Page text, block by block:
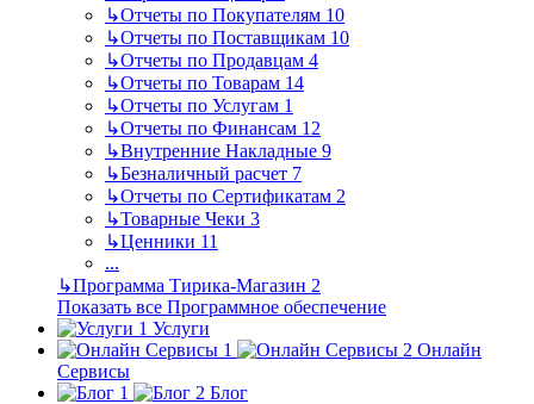
↳Отчеты по Покупателям 10
↳Отчеты по Поставщикам 10
↳Отчеты по Продавцам 4
↳Отчеты по Товарам 14
↳Отчеты по Услугам 1
↳Отчеты по Финансам 12
↳Внутренние Накладные 9
↳Безналичный расчет 7
↳Отчеты по Сертификатам 2
↳Товарные Чеки 3
↳Ценники 11
...
↳Программа Тирика-Магазин 2
Показать все Программное обеспечение
Услуги
Онлайн
Сервисы
Блог